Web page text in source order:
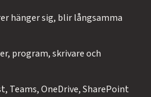
hänger sig, blir långsamma
program, skrivare och
Teams, OneDrive, SharePoint